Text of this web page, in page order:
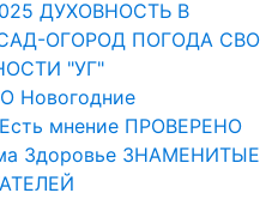
ДУХОВНОСТЬ В
ОГОРОД ПОГОДА СВО
"УГ"
Новогодние
Есть мнение ПРОВЕРЕНО
Здоровье ЗНАМЕНИТЫЕ